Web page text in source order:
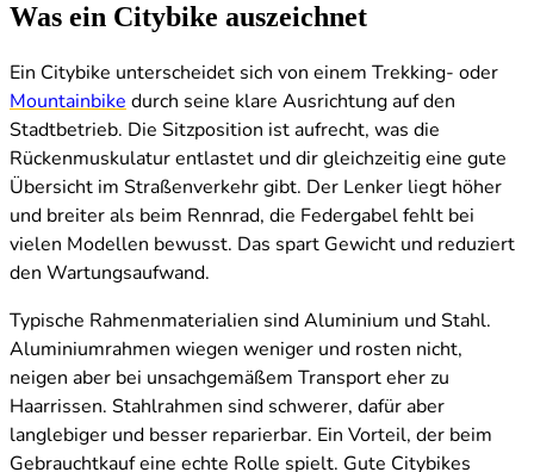
Was ein Citybike auszeichnet
Ein Citybike unterscheidet sich von einem Trekking- oder
Mountainbike durch seine klare Ausrichtung auf den
Stadtbetrieb. Die Sitzposition ist aufrecht, was die
Rückenmuskulatur entlastet und dir gleichzeitig eine gute
Übersicht im Straßenverkehr gibt. Der Lenker liegt höher
und breiter als beim Rennrad, die Federgabel fehlt bei
vielen Modellen bewusst. Das spart Gewicht und reduziert
den Wartungsaufwand.
Typische Rahmenmaterialien sind Aluminium und Stahl.
Aluminiumrahmen wiegen weniger und rosten nicht,
neigen aber bei unsachgemäßem Transport eher zu
Haarrissen. Stahlrahmen sind schwerer, dafür aber
langlebiger und besser reparierbar. Ein Vorteil, der beim
Gebrauchtkauf eine echte Rolle spielt. Gute Citybikes